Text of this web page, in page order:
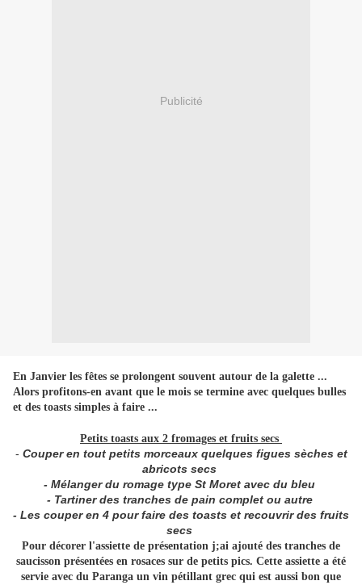
Publicité
En Janvier les fêtes se prolongent souvent autour de la galette ...
Alors profitons-en avant que le mois se termine avec quelques bulles
et des toasts simples à faire ...
Petits toasts aux 2 fromages et fruits secs
- Couper en tout petits morceaux quelques figues sèches et
abricots secs
- Mélanger du romage type St Moret avec du bleu
- Tartiner des tranches de pain complet ou autre
- Les couper en 4 pour faire des toasts et recouvrir des fruits
secs
Pour décorer l'assiette de présentation j;ai ajouté des tranches de
saucisson présentées en rosaces sur de petits pics. Cette assiette a été
servie avec du Paranga un vin pétillant grec qui est aussi bon que